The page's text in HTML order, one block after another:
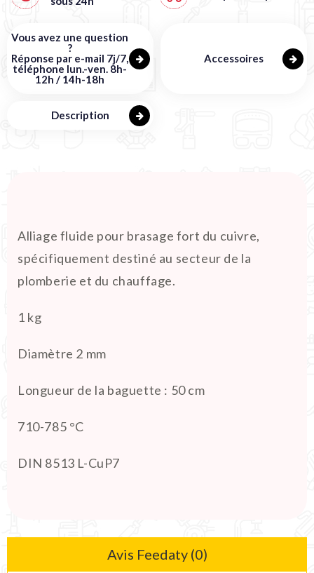
Vous avez une question
?
Réponse par e-mail 7j/7,
téléphone lun.-ven. 8h-
12h / 14h-18h
Accessoires
Description
Alliage fluide pour brasage fort du cuivre,
spécifiquement destiné au secteur de la
plomberie et du chauffage.
1 kg
Diamètre 2 mm
Longueur de la baguette : 50 cm
710-785 °C
DIN 8513 L-CuP7
Avis Feedaty (0)